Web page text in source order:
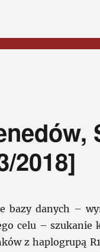
2018]
bazy danych –
celu – szukanie
z haplogrupą